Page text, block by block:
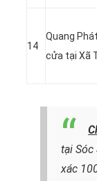
14
Quang
cửa tại Xã
tại Sóc
xác